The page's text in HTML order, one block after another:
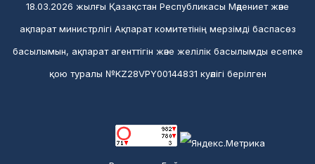
18.03.2026 жылғы Қазақстан Республикасы Мәдениет және
ақпарат министрлігі Ақпарат комитетінің мерзімді баспасөз
басылымын, ақпарат агенттігін және желілік басылымды есепке
қою туралы №KZ28VPY00144831 куәлігі берілген